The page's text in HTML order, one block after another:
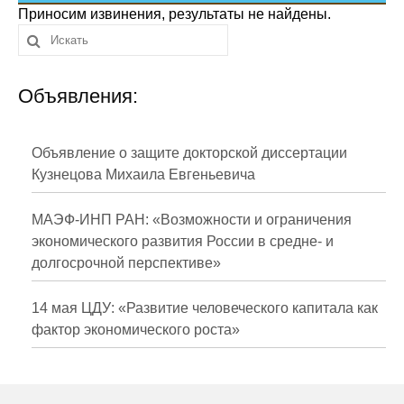
Сотрудники
Отчетность
Противодействие коррупции
Публикации
Научная жизнь
Издания
Проблемы прогнозирования
О журнале
Приносим извинения, результаты не найдены.
Объявления:
Объявление о защите докторской диссертации
Кузнецова Михаила Евгеньевича
МАЭФ-ИНП РАН: «Возможности и ограничения
экономического развития России в средне- и
долгосрочной перспективе»
14 мая ЦДУ: «Развитие человеческого капитала как
фактор экономического роста»